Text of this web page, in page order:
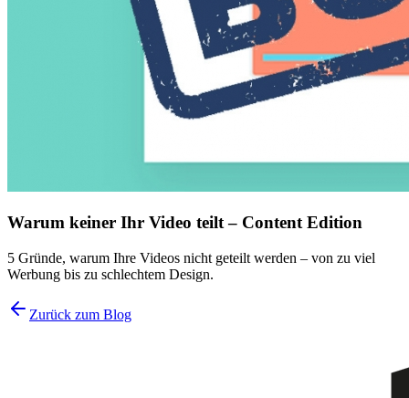
Warum keiner Ihr Video teilt – Content Edition
5 Gründe, warum Ihre Videos nicht geteilt werden – von zu viel
Werbung bis zu schlechtem Design.
Zurück zum Blog